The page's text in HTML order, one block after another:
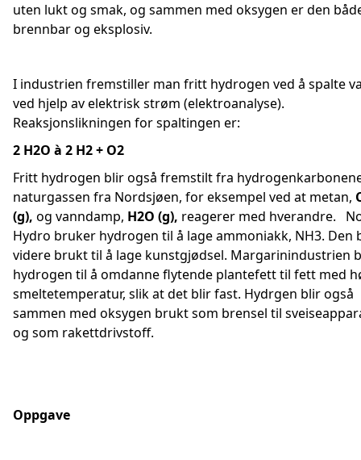
uten lukt og smak, og sammen med oksygen er den
brennbar og eksplosiv.
I industrien fremstiller man fritt hydrogen ved å spalte
ved hjelp av elektrisk strøm (elektroanalyse).
Reaksjonslikningen for spaltingen er:
2 H2O à 2 H2 + O2
Fritt hydrogen blir også fremstilt fra
naturgassen fra Nordsjøen, for eksempel ved at metan,
(g), og vanndamp, H2O (g), reagerer med hverandre.
Hydro bruker hydrogen til å lage ammoniakk, NH3. Den
videre brukt til å lage kunstgjødsel. Margarinindustrien
hydrogen til å omdanne flytende plantefett til fett med
smeltetemperatur, slik at det blir fast. Hydrgen blir også
sammen med oksygen brukt som brensel til
og som rakettdrivstoff.
Oppgave